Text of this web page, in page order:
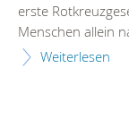
erste
Menschen allein
Weiterlesen